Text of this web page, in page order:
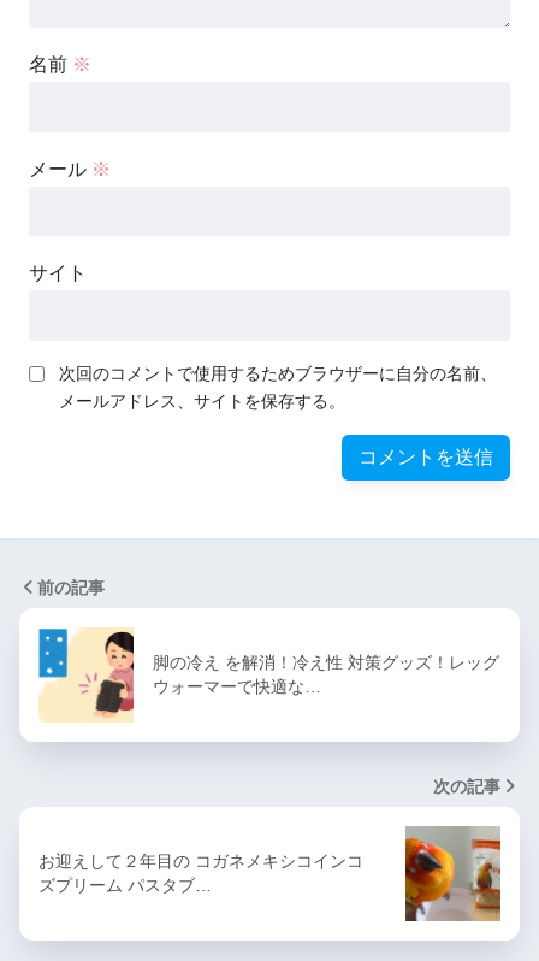
名前 ※
メール ※
サイト
次回のコメントで使用するためブラウザーに自分の名前、
メールアドレス、サイトを保存する。
前の記事
脚の冷え を解消！冷え性 対策グッズ！レッグ
ウォーマーで快適な…
次の記事
お迎えして２年目の コガネメキシコインコ
ズプリーム パスタブ…